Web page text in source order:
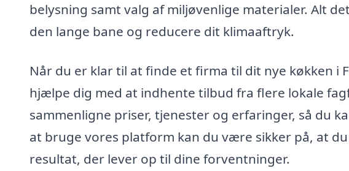
belysning samt valg af miljøvenlige materialer. Alt
den lange bane og reducere dit klimaaftryk.
Når du er klar til at finde et firma til dit nye køkken i
hjælpe dig med at indhente tilbud fra flere lokale
sammenligne priser, tjenester og erfaringer, så du
at bruge vores platform kan du være sikker på, at
resultat, der lever op til dine forventninger.